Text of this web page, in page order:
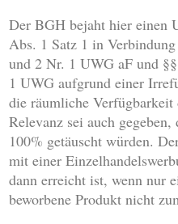
Der BGH bejaht hier einen
Abs. 1 Satz 1 in
und 2 Nr. 1 UWG aF und
1 UWG aufgrund einer
die räumliche
Relevanz sei auch
100% getäuscht würden.
mit einer
dann erreicht ist, wenn nur
beworbene Produkt nicht